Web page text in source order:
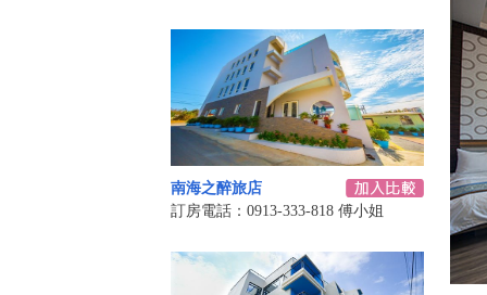
南海之醉旅店
訂房電話：0913-333-818 傅小姐